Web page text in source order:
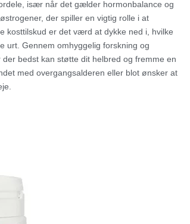
især når det gælder hormonbalance og
der spiller en vigtig rolle i at
kosttilskud er det værd at dykke ned i, hvilke
urt. Gennem omhyggelig forskning og
bedst kan støtte dit helbred og fremme en
med overgangsalderen eller blot ønsker at